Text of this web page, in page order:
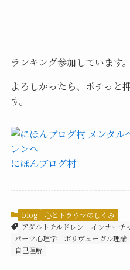
ランキング参加しています。
よろしかったら、ポチっと
す。
にほんブログ村
blog
心とトラウマのしくみ
アダルトチルドレン
インナーチ
パーツ心理学
ポリヴェーガル理論
自己理解